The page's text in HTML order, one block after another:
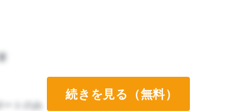
ートのみ
続きを見る（無料）